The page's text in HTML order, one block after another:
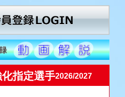
指定選手2026/2027